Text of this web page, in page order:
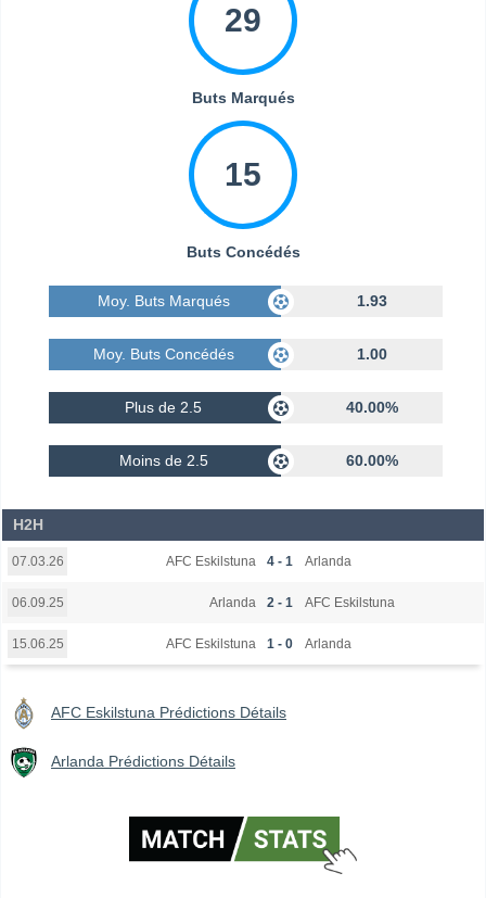
29
Buts Marqués
15
Buts Concédés
Moy. Buts Marqués 1.93
Moy. Buts Concédés 1.00
Plus de 2.5 40.00%
Moins de 2.5 60.00%
H2H
07.03.26 AFC Eskilstuna 4 - 1 Arlanda
06.09.25 Arlanda 2 - 1 AFC Eskilstuna
15.06.25 AFC Eskilstuna 1 - 0 Arlanda
AFC Eskilstuna Prédictions Détails
Arlanda Prédictions Détails